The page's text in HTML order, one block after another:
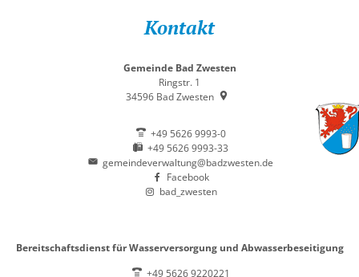
Kontakt
Gemeinde Bad Zwesten
Ringstr. 1
34596 Bad Zwesten
+49 5626 9993-0
+49 5626 9993-33
gemeindeverwaltung@badzwesten.de
Facebook
bad_zwesten
Bereitschaftsdienst für Wasserversorgung und Abwasserbeseitigung
+49 5626 9220221